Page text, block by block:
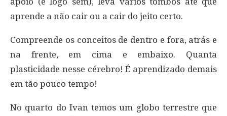
aprende a não cair ou a cair do jeito certo.
Compreende os conceitos de dentro e fora, atrás e
na frente, em cima e embaixo. Quanta
plasticidade nesse cérebro! É aprendizado demais
em tão pouco tempo!
No quarto do Ivan temos um globo terrestre que